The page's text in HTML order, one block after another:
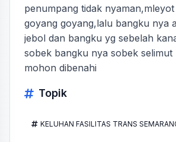
penumpang tidak
goyang goyang,lalu bangku nya
jebol dan bangku yg sebelah
sobek bangku nya sobek selimut
mohon dibenahi
Topik
KELUHAN FASILITAS TRANS